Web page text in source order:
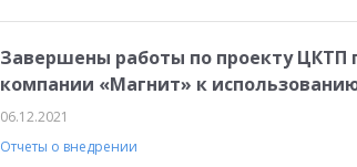
Завершены работы по проекту ЦКТП
компании «Магнит» к
06.12.2021
Отчеты о внедрении